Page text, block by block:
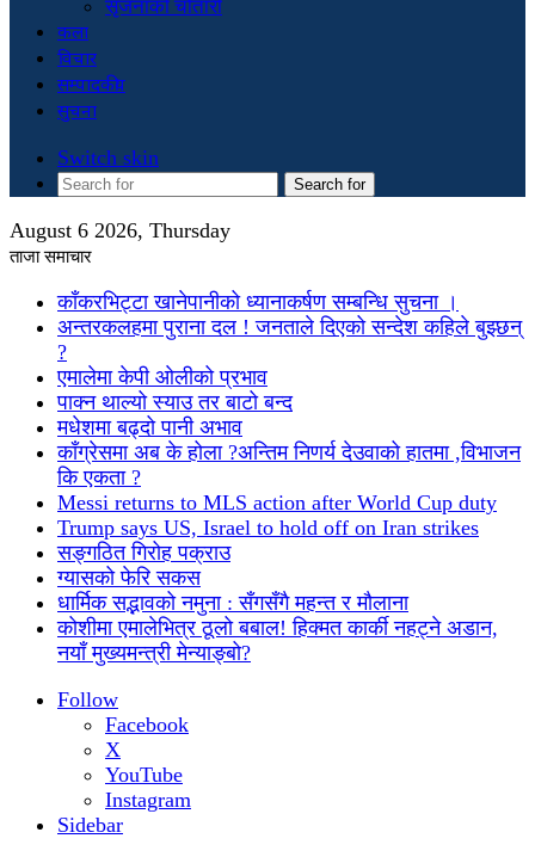
सृजनाको चौतारी
कला
विचार
सम्पादकीय
सुचना
Switch skin
Search for
August 6 2026, Thursday
ताजा समाचार
काँकरभिट्टा खानेपानीको ध्यानाकर्षण सम्बन्धि सुचना ।
अन्तरकलहमा पुराना दल ! जनताले दिएको सन्देश कहिले बुझ्छन्
?
एमालेमा केपी ओलीको प्रभाव
पाक्न थाल्यो स्याउ तर बाटो बन्द
मधेशमा बढ्दो पानी अभाव
काँग्रेसमा अब के होला ?अन्तिम निणर्य देउवाको हातमा ,विभाजन
कि एकता ?
Messi returns to MLS action after World Cup duty
Trump says US, Israel to hold off on Iran strikes
सङ्गठित गिरोह पक्राउ
ग्यासको फेरि सकस
धार्मिक सद्भावको नमुना : सँगसँगै महन्त र मौलाना
कोशीमा एमालेभित्र ठूलो बबाल! हिक्मत कार्की नहट्ने अडान,
नयाँ मुख्यमन्त्री मेन्याङ्बो?
Follow
Facebook
X
YouTube
Instagram
Sidebar